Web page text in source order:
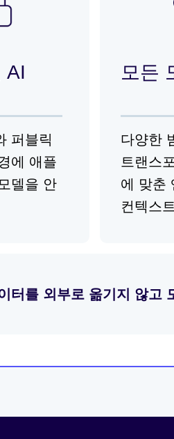
AI
퍼블릭
에 애플
델을 안
모든
다양한
트랜스
에 맞춘
컨텍스
터를 외부로 옮기지 않고